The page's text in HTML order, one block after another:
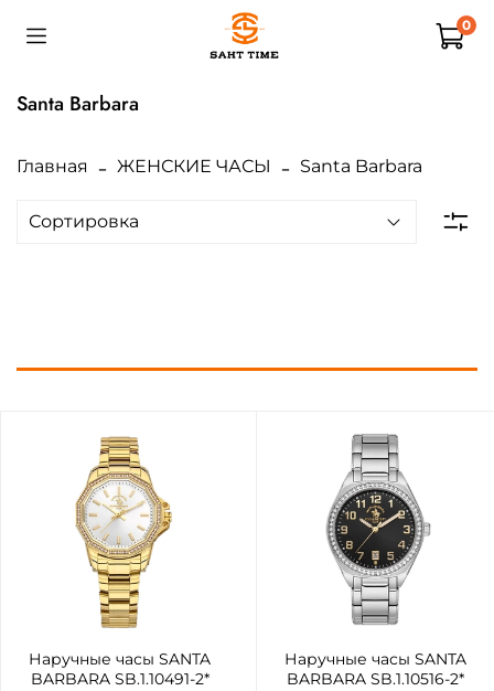
0
Santa Barbara
Главная ЖЕНСКИЕ ЧАСЫ Santa Barbara
Наручные часы SANTA
BARBARA SB.1.10491-2*
Наручные часы SANTA
BARBARA SB.1.10516-2*